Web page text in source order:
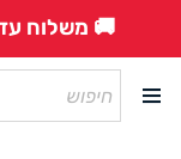
🚚 משלוח עד